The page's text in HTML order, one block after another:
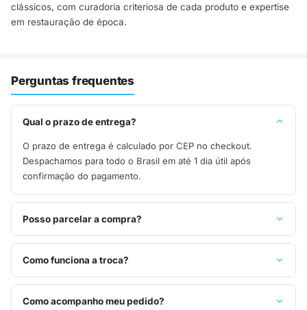
clássicos, com curadoria criteriosa de cada produto e expertise
em restauração de época.
Perguntas frequentes
Qual o prazo de entrega?
O prazo de entrega é calculado por CEP no checkout.
Despachamos para todo o Brasil em até 1 dia útil após
confirmação do pagamento.
Posso parcelar a compra?
Sim, parcelamos em até 10x sem juros no cartão de crédito,
ou pague à vista no Pix com 8% de desconto.
Como funciona a troca?
Você tem 7 dias após o recebimento para solicitar troca.
Basta entrar em contato pelo WhatsApp ou e-mail.
Como acompanho meu pedido?